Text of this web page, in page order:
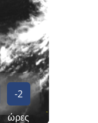
-2
ώρες